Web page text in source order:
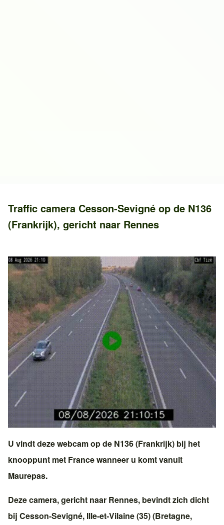
Traffic camera Cesson-Sevigné op de N136
(Frankrijk), gericht naar Rennes
U vindt deze webcam op de N136 (Frankrijk) bij het
knooppunt met Francewanneer u komt vanuit
Maurepas.
Deze camera, gericht naar Rennes, bevindt zich dicht
bij Cesson-Sevigné, Ille-et-Vilaine (35)(Bretagne,